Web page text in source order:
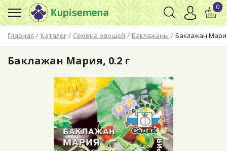
Главная / Каталог / Семена овощей / Баклажаны / Баклажан
0
Баклажан Мария, 0.2 г